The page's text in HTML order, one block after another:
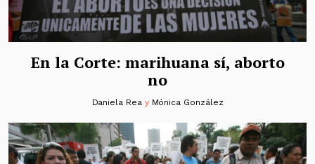
En la Corte: marihuana sí, aborto
no
Daniela Reay Mónica González